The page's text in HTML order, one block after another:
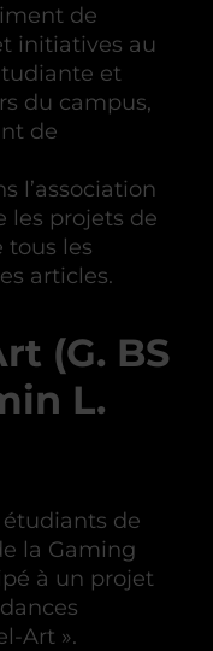
de
initiatives au
et
du campus,
de
l’association
les projets de
tous les
articles.
(G. BS
L.
de
la Gaming
à un projet
Art ».